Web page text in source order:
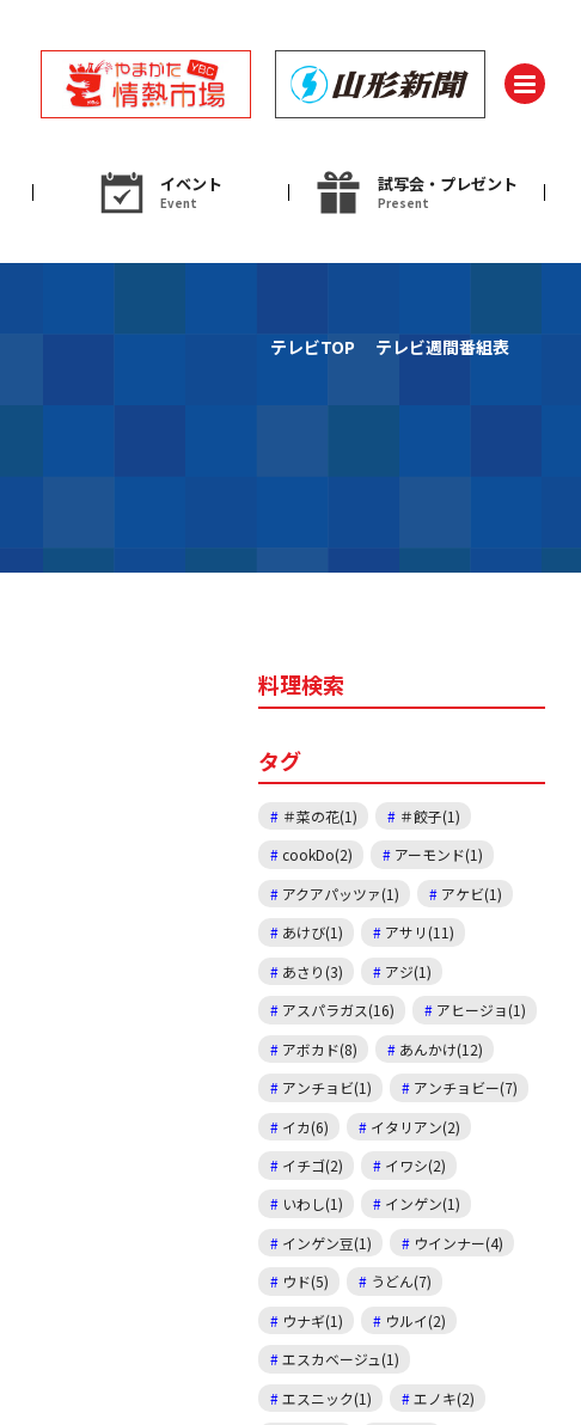
イベント
Event
試写会・プレゼント
Present
ゼント
テレビTOP テレビ週間番組表
料理検索
タグ
＃菜の花(1)
＃餃子(1)
cookDo(2)
アーモンド(1)
アクアパッツァ(1)
アケビ(1)
あけび(1)
アサリ(11)
あさり(3)
アジ(1)
アスパラガス(16)
アヒージョ(1)
アボカド(8)
あんかけ(12)
アンチョビ(1)
アンチョビー(7)
イカ(6)
イタリアン(2)
イチゴ(2)
イワシ(2)
いわし(1)
インゲン(1)
インゲン豆(1)
ウインナー(4)
ウド(5)
うどん(7)
ウナギ(1)
ウルイ(2)
エスカベージュ(1)
エスニック(1)
エノキ(2)